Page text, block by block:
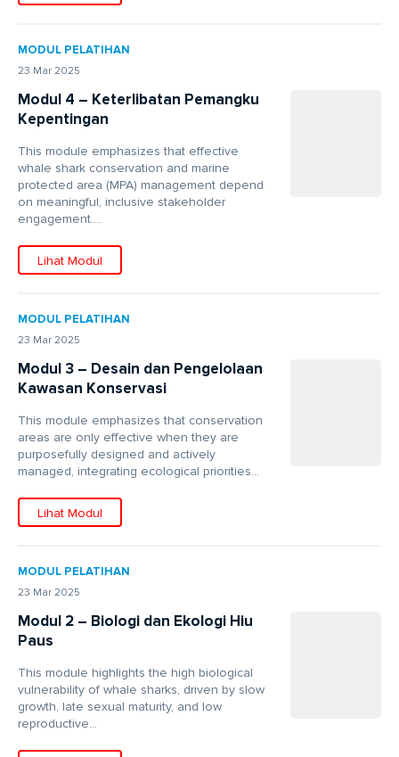
MODUL PELATIHAN
23 Mar 2025
Modul 4 – Keterlibatan Pemangku
Kepentingan
This module emphasizes that effective
whale shark conservation and marine
protected area (MPA) management depend
on meaningful, inclusive stakeholder
engagement....
Lihat Modul
MODUL PELATIHAN
23 Mar 2025
Modul 3 – Desain dan Pengelolaan
Kawasan Konservasi
This module emphasizes that conservation
areas are only effective when they are
purposefully designed and actively
managed, integrating ecological priorities...
Lihat Modul
MODUL PELATIHAN
23 Mar 2025
Modul 2 – Biologi dan Ekologi Hiu
Paus
This module highlights the high biological
vulnerability of whale sharks, driven by slow
growth, late sexual maturity, and low
reproductive...